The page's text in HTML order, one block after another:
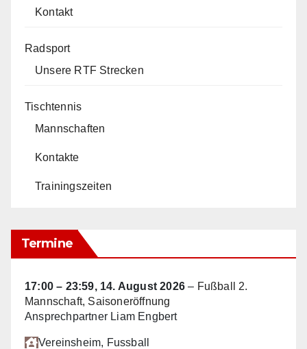
Kontakt
Radsport
Unsere RTF Strecken
Tischtennis
Mannschaften
Kontakte
Trainingszeiten
Termine
17:00 – 23:59, 14. August 2026 – Fußball 2.
Mannschaft, Saisoneröffnung
Ansprechpartner Liam Engbert
Vereinsheim, Fussball